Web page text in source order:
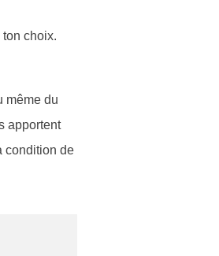
choix.
même du
apportent
condition de